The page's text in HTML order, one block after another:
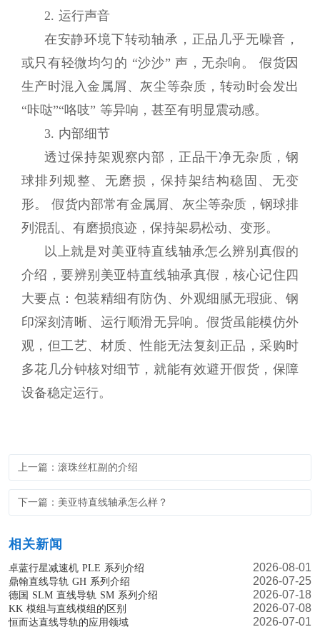
2. 运行声音
在安静环境下转动轴承，正品几乎无噪音，
或只有轻微均匀的 “沙沙” 声，无杂响。 假货因
生产时混入金属屑、灰尘等杂质，转动时会发出
“咔哒”“咯吱” 等异响，甚至有明显震动感。
3. 内部细节
透过保持架观察内部，正品干净无杂质，钢
球排列规整、无磨损，保持架结构稳固、无变
形。 假货内部常有金属屑、灰尘等杂质，钢球排
列混乱、有磨损痕迹，保持架易松动、变形。
以上就是对美亚特直线轴承怎么辨别真假的
介绍，要辨别 美亚特直线轴承真假，核心记住四
大要点：包装精细有防伪、外观细腻无瑕疵、钢
印深刻清晰、运行顺滑无异响。假货虽能模仿外
观，但工艺、材质、性能无法复刻正品，采购时
多花几分钟核对细节，就能有效避开假货，保障
设备稳定运行。
上一篇：滚珠丝杠副的介绍
下一篇：美亚特直线轴承怎么样？
相关新闻
卓蓝行星减速机 PLE 系列介绍 2026-08-01
鼎翰直线导轨 GH 系列介绍 2026-07-25
德国 SLM 直线导轨 SM 系列介绍 2026-07-18
KK 模组与直线模组的区别 2026-07-08
恒而达直线导轨的应用领域 2026-07-01